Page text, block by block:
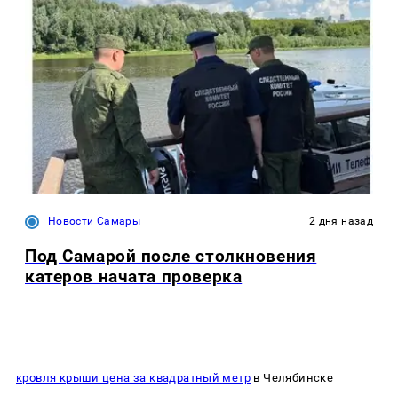
Новости Самары 2 дня назад
Под Самарой после столкновения
катеров начата проверка
кровля крыши цена за квадратный метр в Челябинске